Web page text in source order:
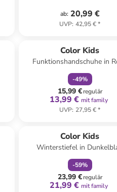
ab: 20,99 €
UVP: 42,95 €*
Color Kids
Funktionshandschuhe in
-49%
15,99 €regulär
13,99 € mit family
UVP: 27,95 €*
Color Kids
Winterstiefel in
-59%
23,99 €regulär
21,99 € mit family